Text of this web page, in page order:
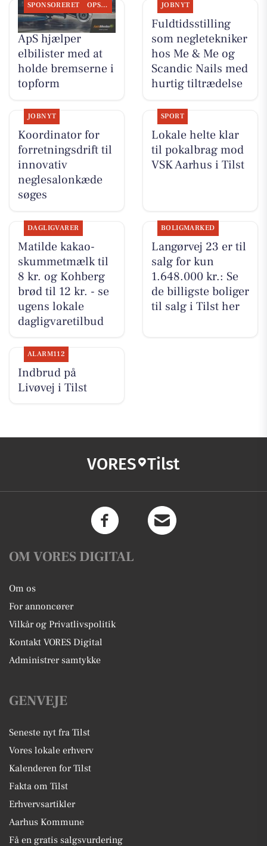
SPONSORERET OPSLAGSTAVLEN
Tilst Auto Aarhus
ApS hjælper
elbilister med at
holde bremserne i
topform
JOBNYT
Fuldtidsstilling
som negletekniker
hos Me & Me og
Scandic Nails med
hurtig tiltrædelse
JOBNYT
Koordinator for
forretningsdrift til
innovativ
neglesalonkæde
søges
SPORT
Lokale helte klar
til pokalbrag mod
VSK Aarhus i Tilst
DAGLIGVARER
Matilde kakao-
skummetmælk til
8 kr. og Kohberg
brød til 12 kr. - se
ugens lokale
dagligvaretilbud
BOLIGMARKED
Langørvej 23 er til
salg for kun
1.648.000 kr.: Se
de billigste boliger
til salg i Tilst her
ALARM112
Indbrud på
Livøvej i Tilst
VORES Tilst
OM VORES DIGITAL
Om os
For annoncører
Vilkår og Privatlivspolitik
Kontakt VORES Digital
Administrer samtykke
GENVEJE
Seneste nyt fra Tilst
Vores lokale erhverv
Kalenderen for Tilst
Fakta om Tilst
Erhvervsartikler
Aarhus Kommune
Få en gratis salgsvurdering